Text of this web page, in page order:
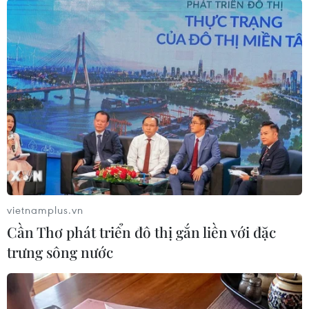
#Tấn công bằng lựu đạn #Cảnh sát Ấn Độ
#Kashmir
Ấn Độ
Theo dõi VietnamPlus
TIN LIÊN QUAN
vietnamplus.vn
Cần Thơ phát triển đô thị gắn liền với đặc
trưng sông nước